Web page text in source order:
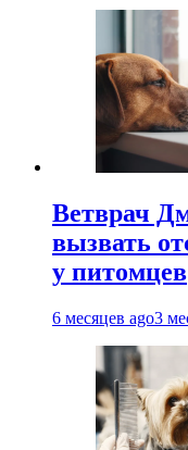
Ветврач
вызвать
у питомцев
6 месяцев ago3